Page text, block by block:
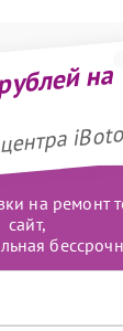
на
iBoto
на ремонт
сайт,